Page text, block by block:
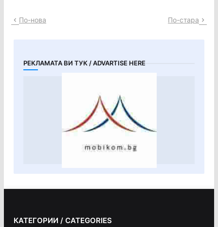
По-нова По-стара
РЕКЛАМАТА ВИ ТУК / ADVARTISE HERE
КАТЕГОРИИ / CATEGORIES